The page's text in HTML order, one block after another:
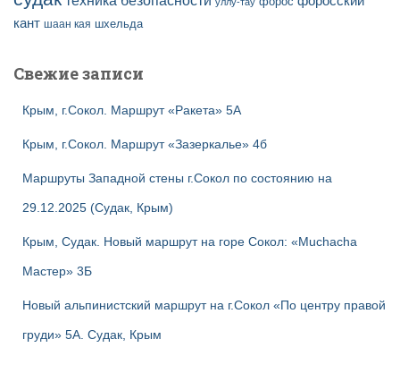
уллу-тау
кант шаан кая шхельда
Свежие записи
Крым, г.Сокол. Маршрут «Ракета» 5А
Крым, г.Сокол. Маршрут «Зазеркалье» 4б
Маршруты Западной стены г.Сокол по состоянию на
29.12.2025 (Судак, Крым)
Крым, Судак. Новый маршрут на горе Сокол: «Muchacha
Мастер» 3Б
Новый альпинистский маршрут на г.Сокол «По центру правой
груди» 5А. Судак, Крым